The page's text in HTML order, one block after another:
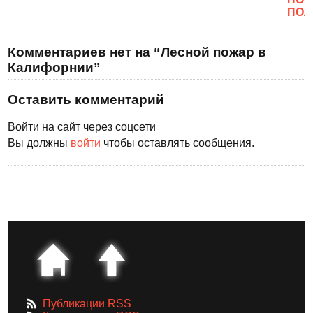
Комментариев нет на “Лесной пожар в
Калифорнии”
Оставить комментарий
Войти на сайт через соцсети
Вы должны войти чтобы оставлять сообщения.
Публикации RSS